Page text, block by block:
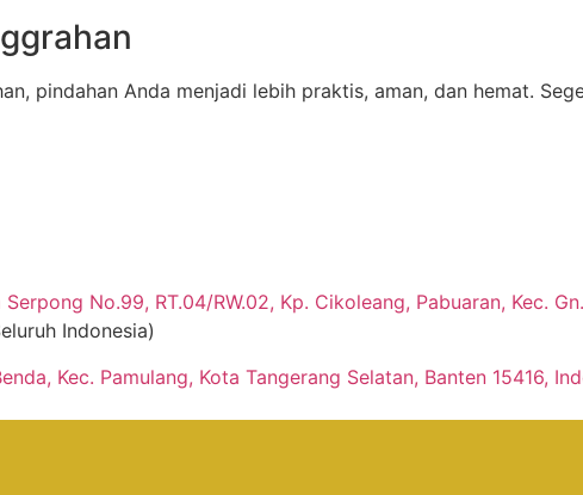
pindahan Anda menjadi lebih praktis, aman, dan hemat.
No.99, RT.04/RW.02, Kp. Cikoleang, Pabuaran, Kec.
Indonesia)
Kec. Pamulang, Kota Tangerang Selatan, Banten 15416,